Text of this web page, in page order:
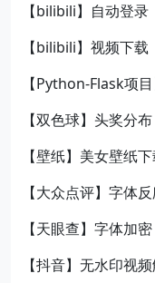
【bilibili】自动登录
【bilibili】视频下载
【Python-Flask项
【双色球】头奖分布
【壁纸】美女壁纸
【大众点评】字体
【天眼查】字体加密
【抖音】无水印视